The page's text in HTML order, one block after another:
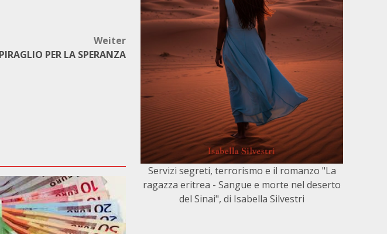
Weiter
PER LA SPERANZA
Servizi segreti, terrorismo e il romanzo "La
ragazza eritrea - Sangue e morte nel deserto
del Sinai", di Isabella Silvestri